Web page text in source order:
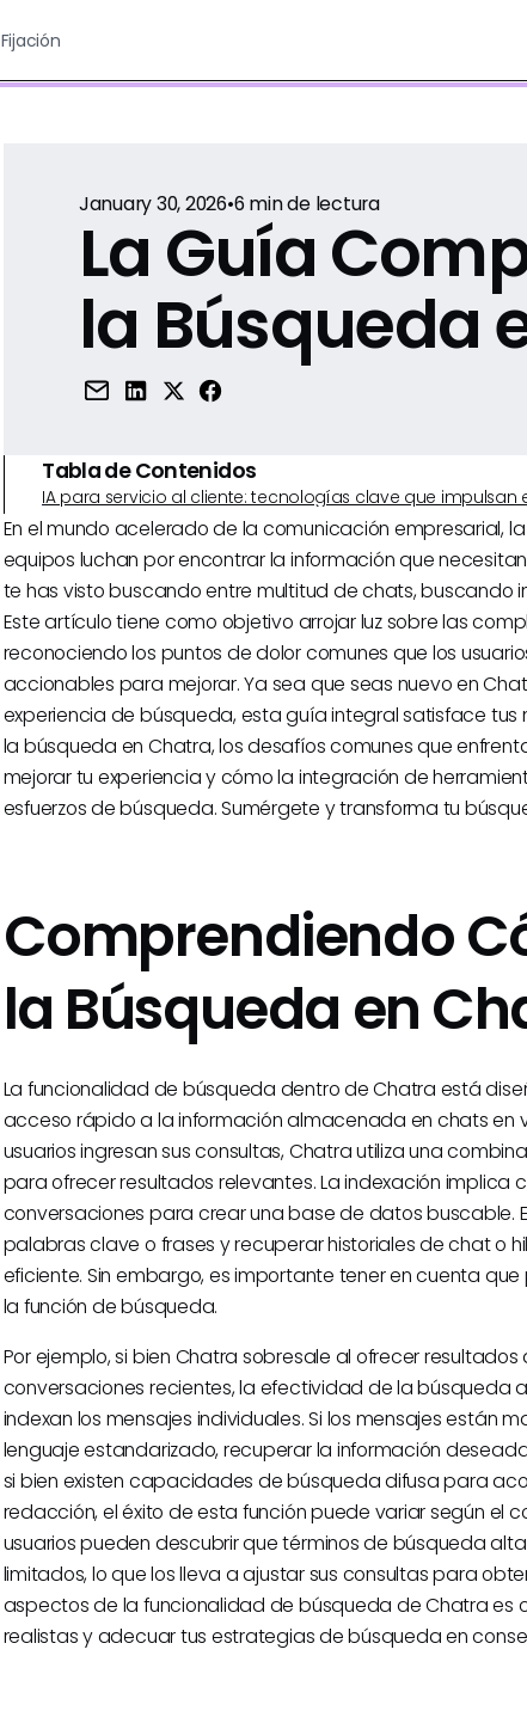
Fijación
January 30, 2026•6 min de lectura
La Guía
la Búsqueda
Tabla de Contenidos
IA para servicio al cliente: tecnologías clave que
En el mundo acelerado de la comunicación empresarial,
equipos luchan por encontrar la información que
te has visto buscando entre multitud de chats, buscando
Este artículo tiene como objetivo arrojar luz sobre las
reconociendo los puntos de dolor comunes que los
accionables para mejorar. Ya sea que seas nuevo en
experiencia de búsqueda, esta guía integral satisface
la búsqueda en Chatra, los desafíos comunes que
mejorar tu experiencia y cómo la integración de
esfuerzos de búsqueda. Sumérgete y transforma tu
Comprendiendo
la Búsqueda en
La funcionalidad de búsqueda dentro de Chatra está
acceso rápido a la información almacenada en chats en
usuarios ingresan sus consultas, Chatra utiliza una
para ofrecer resultados relevantes. La indexación implica
conversaciones para crear una base de datos buscable.
palabras clave o frases y recuperar historiales de chat o
eficiente. Sin embargo, es importante tener en cuenta
la función de búsqueda.
Por ejemplo, si bien Chatra sobresale al ofrecer
conversaciones recientes, la efectividad de la búsqueda
indexan los mensajes individuales. Si los mensajes están
lenguaje estandarizado, recuperar la información
si bien existen capacidades de búsqueda difusa para
redacción, el éxito de esta función puede variar según el
usuarios pueden descubrir que términos de búsqueda
limitados, lo que los lleva a ajustar sus consultas para
aspectos de la funcionalidad de búsqueda de Chatra
realistas y adecuar tus estrategias de búsqueda en